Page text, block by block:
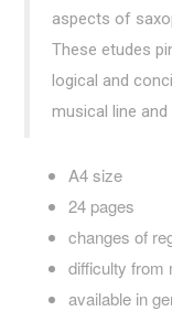
aspects of
These etudes
logical and
musical line
A4 size
24 pages
changes of
difficulty from
available in